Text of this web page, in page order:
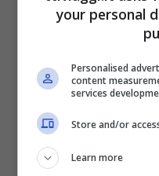
your personal
Personalised
content
services
Store and/or
Learn more